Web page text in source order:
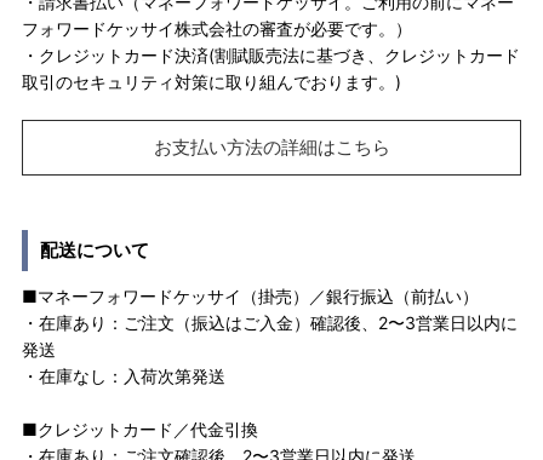
フォワードケッサイ株式会社の審査が必要です。）
・クレジットカード決済(割賦販売法に基づき、クレジットカード
取引のセキュリティ対策に取り組んでおります。)
お支払い方法の詳細はこちら
配送について
■マネーフォワードケッサイ（掛売）／銀行振込（前払い）
・在庫あり：ご注文（振込はご入金）確認後、2〜3営業日以内に
発送
・在庫なし：入荷次第発送
■クレジットカード／代金引換
・在庫あり：ご注文確認後、2〜3営業日以内に発送